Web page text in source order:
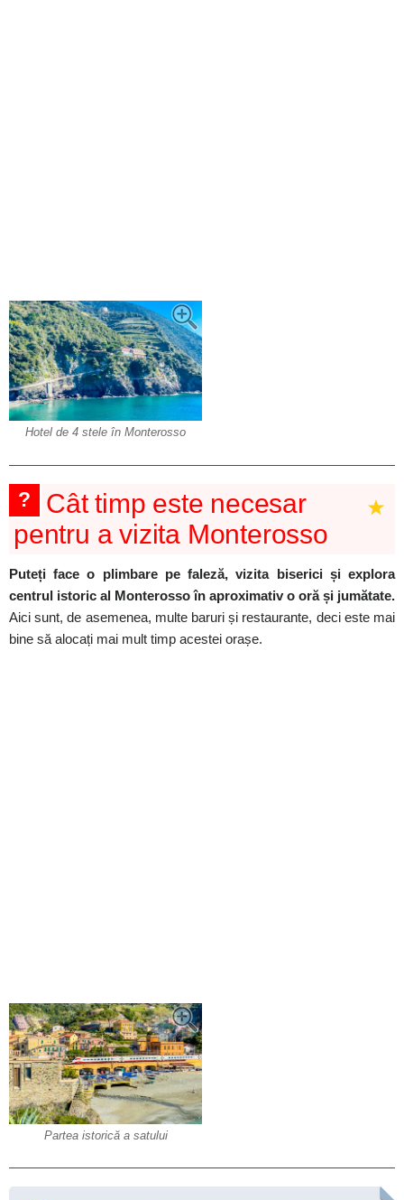
Hotel de 4 stele în Monterosso
?
Cât timp este necesar
pentru a vizita Monterosso
Puteți face o plimbare pe faleză, vizita biserici și explora
centrul istoric al Monterosso în aproximativ o oră și jumătate.
Aici sunt, de asemenea, multe baruri și restaurante, deci este mai
bine să alocați mai mult timp acestei orașe.
Partea istorică a satului